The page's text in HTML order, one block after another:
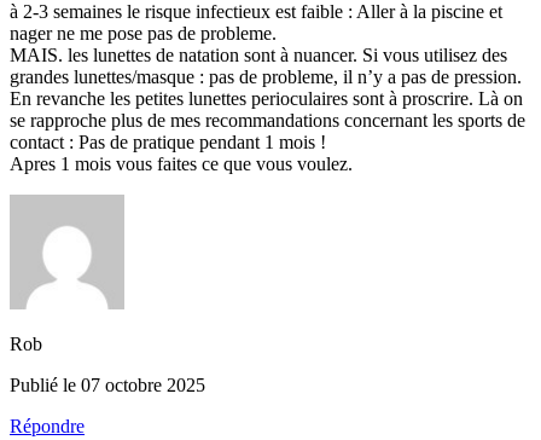
à 2-3 semaines le risque infectieux est faible : Aller à la piscine et
nager ne me pose pas de probleme.
MAIS. les lunettes de natation sont à nuancer. Si vous utilisez des
grandes lunettes/masque : pas de probleme, il n’y a pas de pression.
En revanche les petites lunettes perioculaires sont à proscrire. Là on
se rapproche plus de mes recommandations concernant les sports de
contact : Pas de pratique pendant 1 mois !
Apres 1 mois vous faites ce que vous voulez.
Rob
Publié le 07 octobre 2025
Répondre